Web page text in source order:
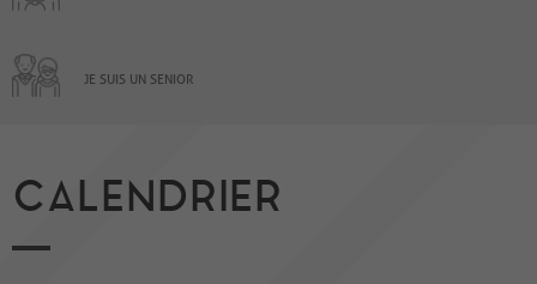
JE SUIS UN SENIOR
CALENDRIER